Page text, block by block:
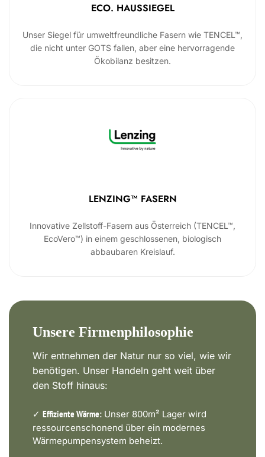
ECO. HAUSSIEGEL
Unser Siegel für umweltfreundliche Fasern wie TENCEL™,
die nicht unter GOTS fallen, aber eine hervorragende
Ökobilanz besitzen.
LENZING™ FASERN
Innovative Zellstoff-Fasern aus Österreich (TENCEL™,
EcoVero™) in einem geschlossenen, biologisch
abbaubaren Kreislauf.
Unsere Firmenphilosophie
Wir entnehmen der Natur nur so viel, wie wir
benötigen. Unser Handeln geht weit über
den Stoff hinaus:
✓ Effiziente Wärme: Unser 800m² Lager wird
ressourcenschonend über ein modernes
Wärmepumpensystem beheizt.